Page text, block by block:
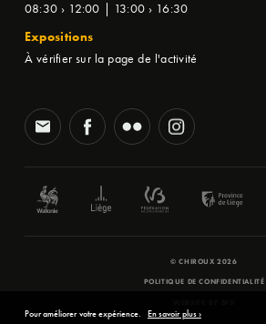
08:30 › 12:00 | 13:00 › 16:30
Expositions
À vérifier sur la page de l'activité
© CHIROUX 2026
POLITIQUE DE CONFIDENTIALITÉ
Pour améliorer votre expérience. En savoir plus ›